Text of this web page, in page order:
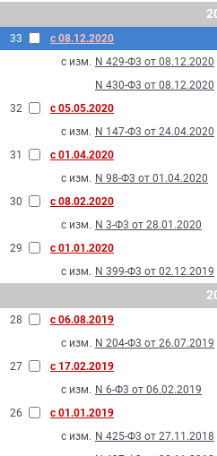
33
с 08.12.2020
с изм. N 429-Ф3 от 08.12.2020
N 430-Ф3 от 08.12.2020
32
с 05.05.2020
с изм. N 147-Ф3 от 24.04.2020
31
с 01.04.2020
с изм. N 98-Ф3 от 01.04.2020
30
с 08.02.2020
с изм. N 3-Ф3 от 28.01.2020
29
с 01.01.2020
с изм. N 399-Ф3 от 02.12.2019
28
с 06.08.2019
с изм. N 204-Ф3 от 26.07.2019
27
с 17.02.2019
с изм. N 6-Ф3 от 06.02.2019
26
с 01.01.2019
с изм. N 425-Ф3 от 27.11.2018